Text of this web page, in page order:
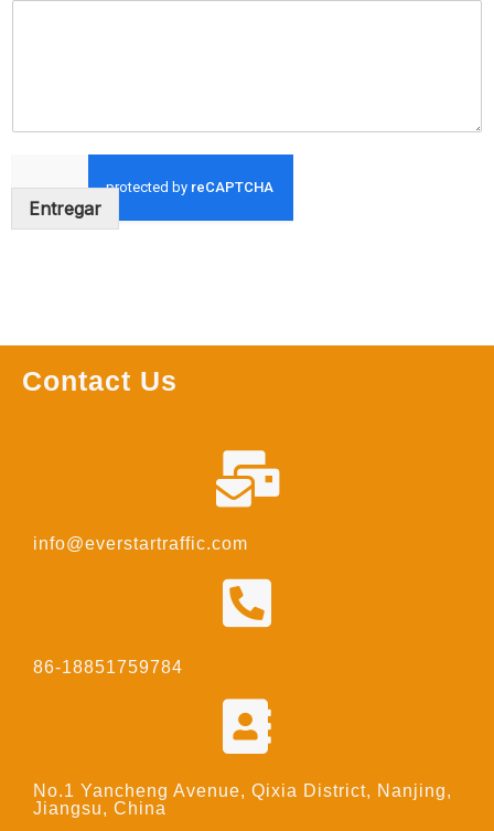
Entregar
Contact Us
info@everstartraffic.com
86-18851759784
No.1 Yancheng Avenue, Qixia District, Nanjing,
Jiangsu, China